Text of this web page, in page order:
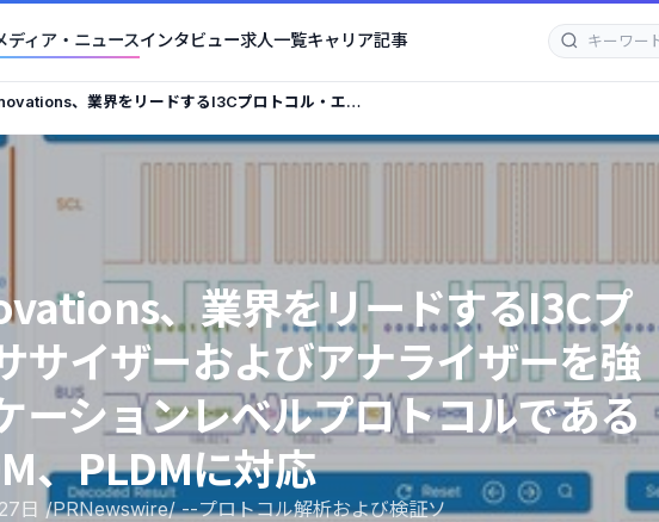
ディア・ニュースインタビュー求人一覧キャリア記事
、業界をリードするI3Cプロトコル・エク
る NVMe-MI、SPDM、PLDMに対応
、業界をリードするI3Cプ
サイザーおよびアナライザーを強
ーションレベルプロトコルである
、PLDMに対応
日 /PRNewswire/ --プロトコル解析および検証ソ